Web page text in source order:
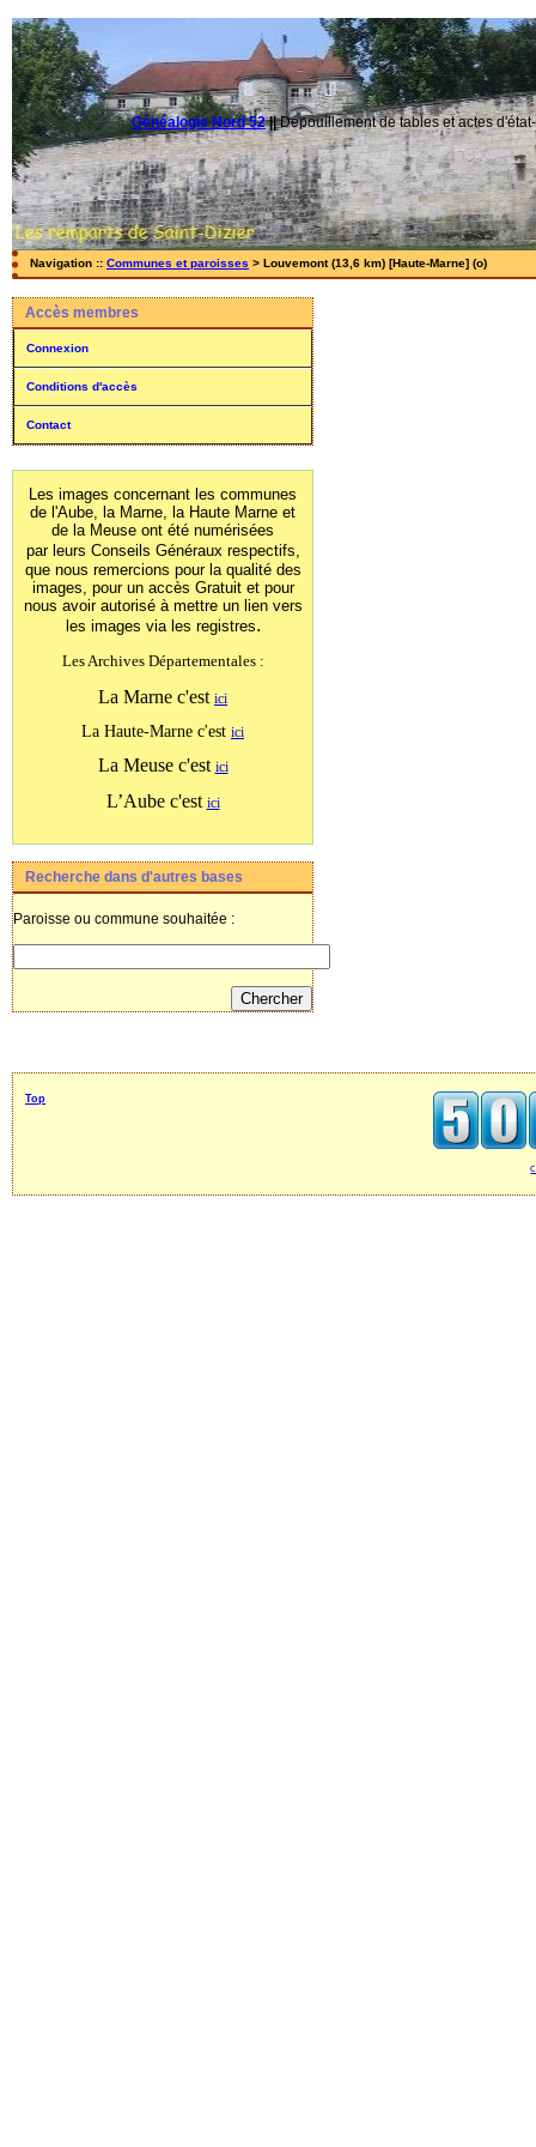
Généalogie Nord 52||Dépouillement de tables et actes
Navigation :: Communes et paroisses > Louvemont (13,6 km) [Haute-Marne] (o)
Accès membres
Connexion
Conditions d'accès
Contact
Les images concernant les communes
de l'Aube, la Marne, la Haute Marne et
de la Meuse ont été numérisées
par leurs Conseils Généraux respectifs,
que nous remercions pour la qualité des
images, pour un accès Gratuit et pour
nous avoir autorisé à mettre un lien vers
les images via les registres.
Les Archives Départementales :
La Marne c'est ici
La Haute-Marne c'est ici
La Meuse c'est ici
L’Aube c'est ici
Recherche dans d'autres bases
Paroisse ou commune souhaitée :
Top